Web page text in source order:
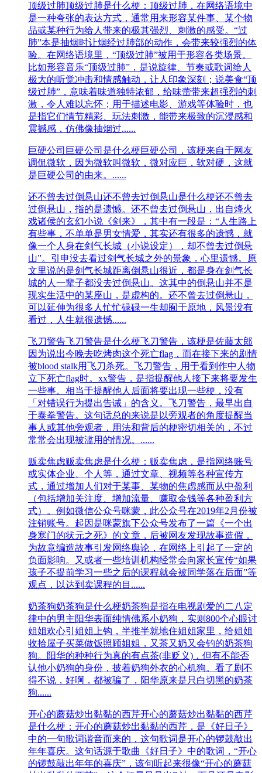
顶级过肺顶级过肺是什么梗：顶级过肺，在网络语境中
是一种夸张的表达方式，通常用来形容某件事、某个物
品或某种行为给人带来的极其强烈、刺激的感受。“过
肺”本是抽烟时让烟经过肺部的动作，会带来较强烈的体
验。在网络语境里，“顶级过肺”被用于形容各类场景。
比如形容音乐“顶级过肺”，是说旋律、节奏或歌词给人
极大的听觉冲击和情感触动，让人印象深刻；说美食“顶
级过肺”，意味着味道独特浓郁，给味蕾带来超强烈的刺
激，令人难以忘怀；用于描述电影、游戏等体验时，也
是指它们情节精彩、玩法刺激，能带来极致的沉浸感和
震撼感，仿佛像抽烟过......
巨硬公司 巨硬公司是什么梗巨硬公司，该梗来自于网友
调侃微软，因为微软叫微软，微对应巨，软对硬，这就
是巨硬公司的由来。......
还不曾去过倒悬山还不曾去过倒悬山是什么梗还不曾去
过倒悬山，指的是遗憾。‌‌‌‌‌‌‌‌还不曾去过倒悬山，出自烽火
戏诸侯的玄幻小说《剑来》，其中有一段是：“人生路上
有些事，不单单是男女情爱，其实还有很多的遗憾，就
像一个人身在剑气长城（小说设定），却不曾去过倒悬
山”。引申没去看过剑气长城之外的景象，心里遗憾。原
文里说的是剑气长城距离倒悬山很近，都是身在剑气长
城的人一辈子都没去过倒悬山。这其中的倒悬山并不是
现实生活中的某座山，是虚构的。还不曾去过倒悬山，
可以延伸为很多人忙忙碌碌一生却囿于原地，风景没有
看过，人生就很遗憾......
飞刀警告飞刀警告是什么梗飞刀警告，该梗是佐藤太郎
因为说出今晚去吃烤肉这个死亡flag，而在接下来的剧情
被blood stalk用飞刀杀死。飞刀警告，用于看到作中人物
立下死亡flag时。xx警告，是指提醒他人接下来将要发生
一些事。相当于提醒他人后面将要出现一些梗，没有
「对错误行为提出告诫」的含义。飞刀警告，最早出自
于泰拳警告。这句话总的来说是以旁观者的角度提醒当
事人或其他旁观者，用法和背后的梗密切相关的，不过
常常会出现被滥用的情况。......
贩卖焦虑贩卖焦虑是什么梗：贩卖焦虑，是指网络账号
或实体企业、个人等，通过文章、视频等各种宣传方
式，通过增加人们对于某事、某物的焦虑感而从中盈利
（包括增加关注度、增加流量、赚取金钱等各种盈利方
式）。例如微信公众号咪蒙，此公众号在2019年2月份被
注销账号。起因是咪蒙旗下公众号发布了一篇《一个出
身寒门的状元之死》的文章，后被网友发现故事造假，
为故意编造故事引发网络舆论，在网络上引起了一定的
负面影响。又或者一些培训机构经常会向家长宣传“如果
孩子不提前学习一些之后的课程就会被同学落在后面”等
观点，以达到卖课程的目......
奶茶狗奶茶狗是什么梗奶茶狗是指在电视剧爱的二八定
律中的男主阳华表面纯情佛系小奶狗，实则800个心眼讨
姐姐欢心引姐姐上钩，半推半就地住姐姐家里，给姐姐
收拾屋子买菜做饭照顾姐姐，又茶又奶又会钓的奶茶狗
狗。阳华的种种行为真的有点茶(非贬义)，但有不能否
认他小奶狗的身份，披着奶狗外衣的心机狗。看了剧不
得不说，好啊，都被骗了，阳华原来是只白切黑的奶茶
狗......
开心的蘑菇炒出黏黏的西芹开心的蘑菇炒出黏黏的西芹
是什么梗：开心的蘑菇炒出黏黏的西芹，是《好日子》
中的一句歌词谐音而来的，这句歌词是开心的锣鼓敲出
年年喜庆。这句话源于歌曲《好日子》中的歌词，“开心
的锣鼓敲出年年的喜庆”，该句听起来很像“开心的蘑菇